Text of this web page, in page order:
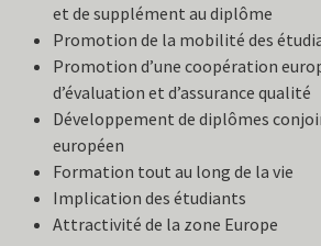
SUCCÈS
MÉDIAS
LECTURES
et de supplément au diplôme
Promotion de la mobilité des
Promotion d’une coopération
d’évaluation et d’assurance qualité
Développement de diplômes
européen
Formation tout au long de la vie
Implication des étudiants
Attractivité de la zone Europe